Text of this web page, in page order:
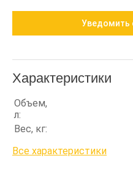
Уведомить
Характеристики
Объем,
л:
Вес, кг:
Все характеристики